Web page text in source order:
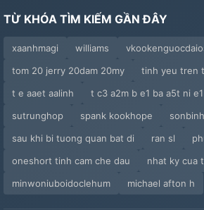
TỪ KHÓA TÌM KIẾM GẦN ĐÂY
xaanhmagi williams
tom 20 jerry 20dam 20my
tinh yeu tren
t e aaet aalinh
t c3 a2m b e1 ba a5t ni
sutrunghop
spank kookhope
sau khi bi tuong quan bat di
ran sl
oneshort tinh cam che dau
nhat ky cua
minwoniuboidoclehum
michael afton h